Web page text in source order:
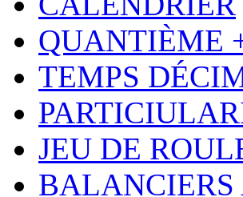
QUANTIÈME
TEMPS
JEU DE